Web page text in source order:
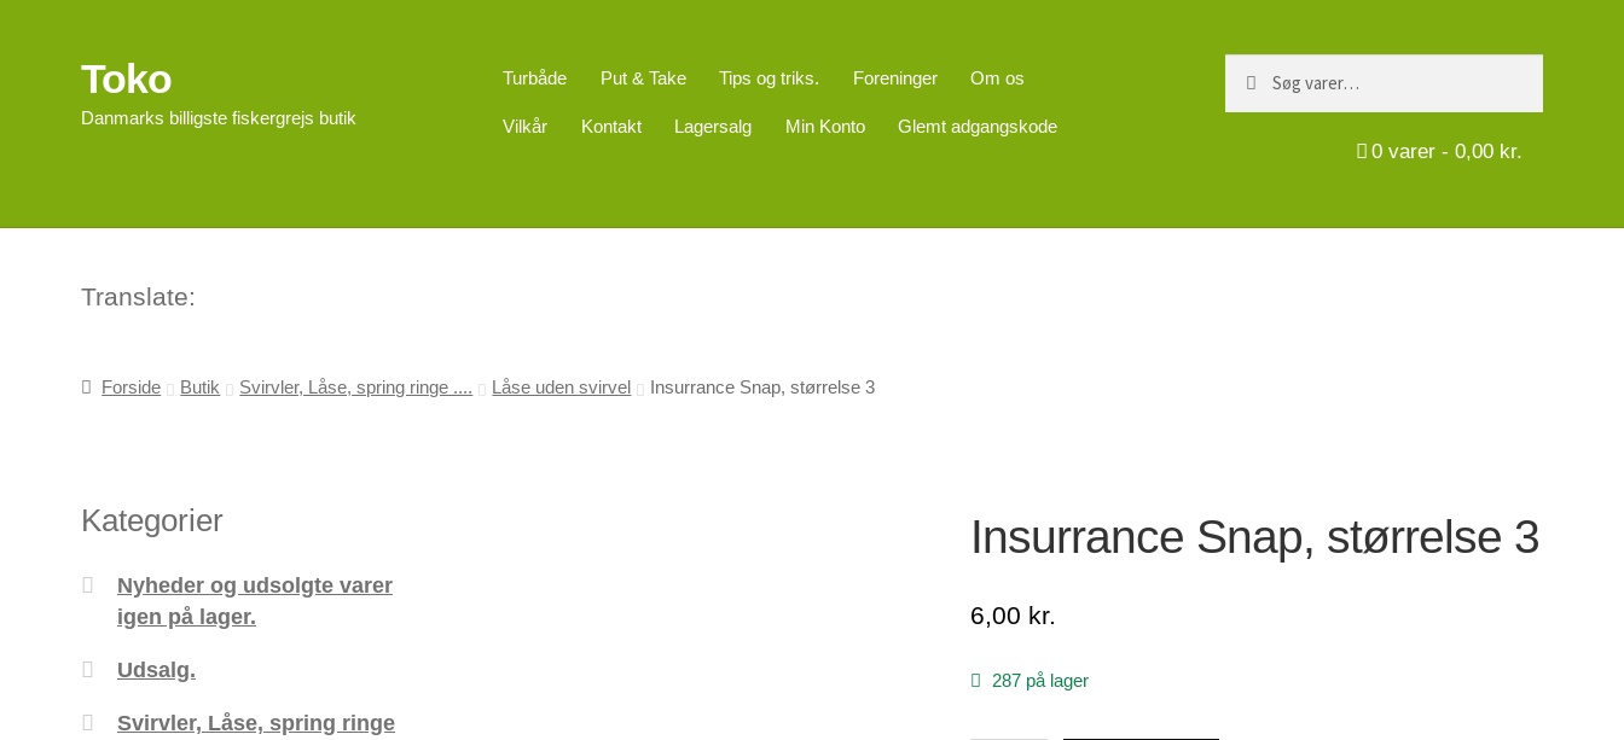
Spring
til
navigation
Spring
til
indhold
Toko
Danmarks billigste fiskergrejs butik
Turbåde Put & Take Tips og triks. Foreninger Om os
Vilkår Kontakt Lagersalg Min Konto Glemt adgangskode
0varer - 0,00 kr.
Translate:
Forside Butik Svirvler, Låse, spring ringe .... Låse uden svirvel Insurrance Snap, størrelse 3
Insurrance Snap, størrelse 3
6,00 kr.
287 på lager
Kategorier
Nyheder og udsolgte varer
igen på lager.
Udsalg.
Svirvler, Låse, spring ringe